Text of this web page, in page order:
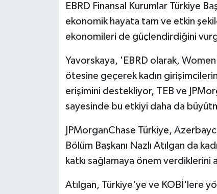
EBRD Finansal Kurumlar Türkiye
ekonomik hayata tam ve etkin
ekonomileri de güçlendirdiğini
Yavorskaya, 'EBRD olarak, Women
ötesine geçerek kadın
erişimini destekliyor, TEB ve
sayesinde bu etkiyi daha da
JPMorganChase Türkiye,
Bölüm Başkanı Nazlı Atılgan da
katkı sağlamaya önem verdiklerini
Atılgan, Türkiye'ye ve KOBİ'lere